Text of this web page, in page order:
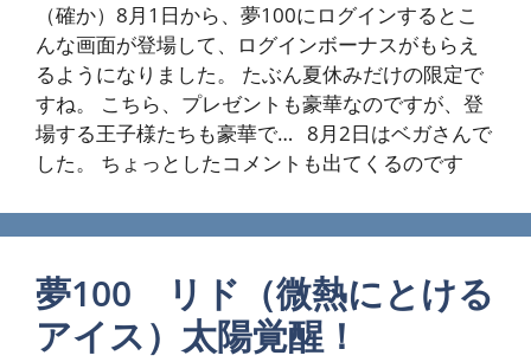
（確か）8月1日から、夢100にログインするとこ
んな画面が登場して、ログインボーナスがもらえ
るようになりました。 たぶん夏休みだけの限定で
すね。 こちら、プレゼントも豪華なのですが、登
場する王子様たちも豪華で… 8月2日はベガさんで
した。 ちょっとしたコメントも出てくるのです
夢100 リド（微熱にとける
アイス）太陽覚醒！